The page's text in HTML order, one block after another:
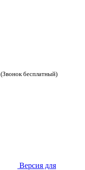
(Звонок бесплатный)
Версия для